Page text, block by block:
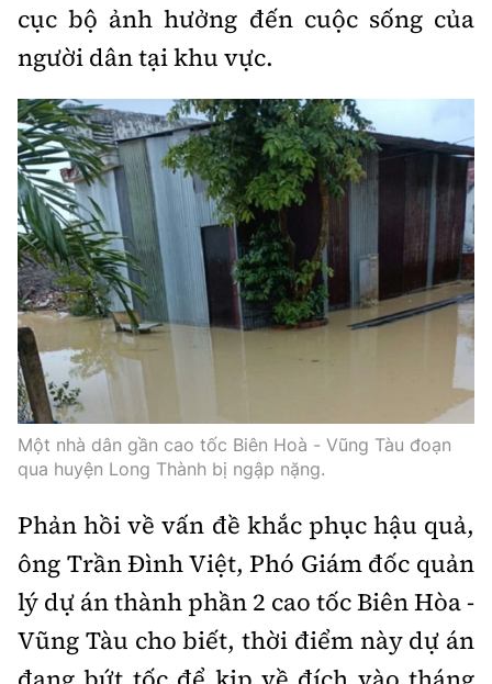
cục bộ ảnh hưởng đến cuộc sống của
người dân tại khu vực.
Một nhà dân gần cao tốc Biên Hoà - Vũng Tàu đoạn
qua huyện Long Thành bị ngập nặng.
Phản hồi về vấn đề khắc phục hậu quả,
ông Trần Đình Việt, Phó Giám đốc quản
lý dự án thành phần 2 cao tốc Biên Hòa -
Vũng Tàu cho biết, thời điểm này dự án